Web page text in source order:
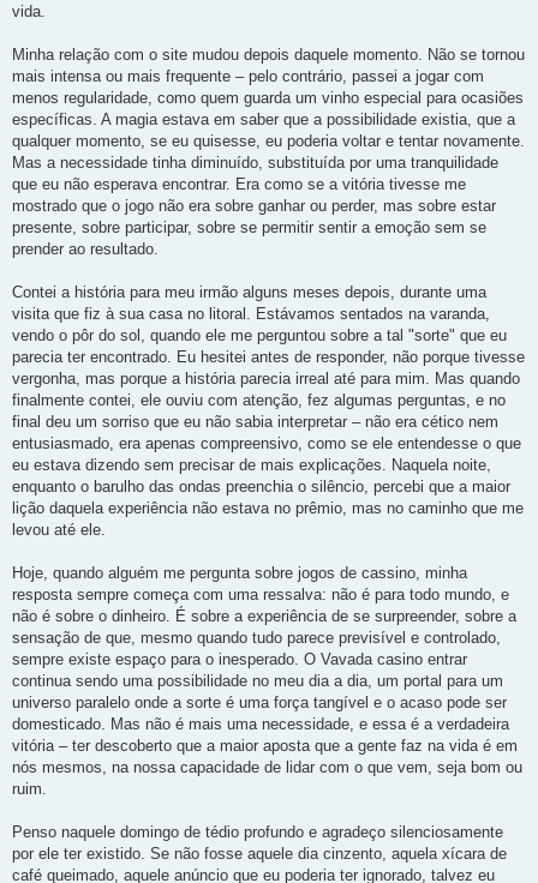
vida.
Minha relação com o site mudou depois daquele momento. Não se tornou
mais intensa ou mais frequente – pelo contrário, passei a jogar com
menos regularidade, como quem guarda um vinho especial para ocasiões
específicas. A magia estava em saber que a possibilidade existia, que a
qualquer momento, se eu quisesse, eu poderia voltar e tentar novamente.
Mas a necessidade tinha diminuído, substituída por uma tranquilidade
que eu não esperava encontrar. Era como se a vitória tivesse me
mostrado que o jogo não era sobre ganhar ou perder, mas sobre estar
presente, sobre participar, sobre se permitir sentir a emoção sem se
prender ao resultado.
Contei a história para meu irmão alguns meses depois, durante uma
visita que fiz à sua casa no litoral. Estávamos sentados na varanda,
vendo o pôr do sol, quando ele me perguntou sobre a tal "sorte" que eu
parecia ter encontrado. Eu hesitei antes de responder, não porque tivesse
vergonha, mas porque a história parecia irreal até para mim. Mas quando
finalmente contei, ele ouviu com atenção, fez algumas perguntas, e no
final deu um sorriso que eu não sabia interpretar – não era cético nem
entusiasmado, era apenas compreensivo, como se ele entendesse o que
eu estava dizendo sem precisar de mais explicações. Naquela noite,
enquanto o barulho das ondas preenchia o silêncio, percebi que a maior
lição daquela experiência não estava no prêmio, mas no caminho que me
levou até ele.
Hoje, quando alguém me pergunta sobre jogos de cassino, minha
resposta sempre começa com uma ressalva: não é para todo mundo, e
não é sobre o dinheiro. É sobre a experiência de se surpreender, sobre a
sensação de que, mesmo quando tudo parece previsível e controlado,
sempre existe espaço para o inesperado. O Vavada casino entrar
continua sendo uma possibilidade no meu dia a dia, um portal para um
universo paralelo onde a sorte é uma força tangível e o acaso pode ser
domesticado. Mas não é mais uma necessidade, e essa é a verdadeira
vitória – ter descoberto que a maior aposta que a gente faz na vida é em
nós mesmos, na nossa capacidade de lidar com o que vem, seja bom ou
ruim.
Penso naquele domingo de tédio profundo e agradeço silenciosamente
por ele ter existido. Se não fosse aquele dia cinzento, aquela xícara de
café queimado, aquele anúncio que eu poderia ter ignorado, talvez eu